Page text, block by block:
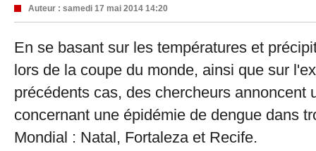
Auteur : samedi 17 mai 2014 14:20
En se basant sur les températures et
lors de la coupe du monde, ainsi que sur
précédents cas, des chercheurs annoncent
concernant une épidémie de dengue dans
Mondial : Natal, Fortaleza et Recife.